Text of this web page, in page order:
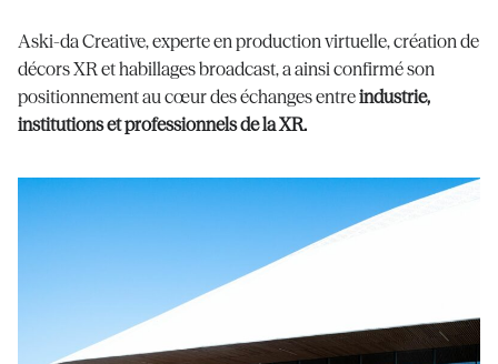
Aski-da Creative, experte en production virtuelle, création de
décors XR et habillages broadcast, a ainsi confirmé son
positionnement au cœur des échanges entreindustrie,
institutions et professionnels de la XR.